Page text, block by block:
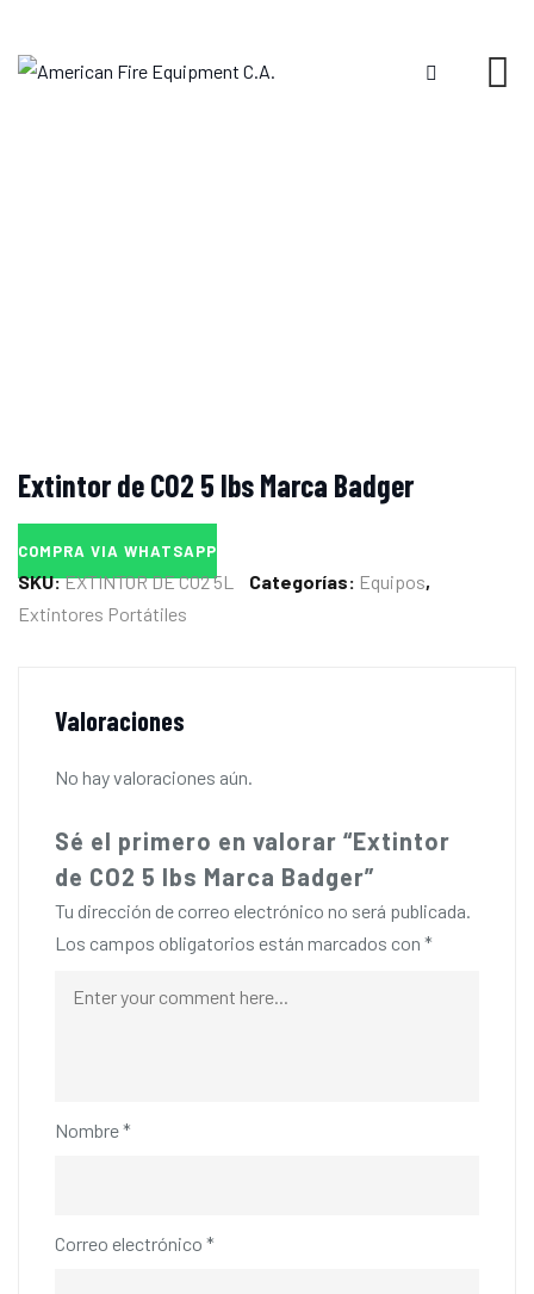
content
Extintor de CO2 5 lbs Marca Badger
COMPRA VIA WHATSAPP
SKU:EXTINTOR DE CO2 5L Categorías: Equipos,
Extintores Portátiles
Valoraciones
No hay valoraciones aún.
Sé el primero en valorar “Extintor
de CO2 5 lbs Marca Badger”
Tu dirección de correo electrónico no será publicada.
Los campos obligatorios están marcados con *
Nombre*
Correo electrónico *